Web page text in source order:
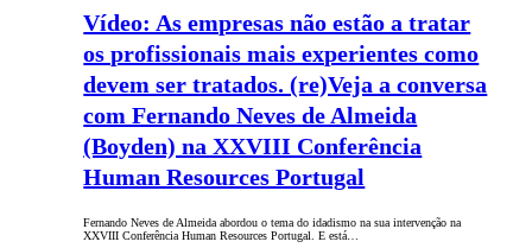
Vídeo: As empresas não estão a tratar
os profissionais mais experientes como
devem ser tratados. (re)Veja a conversa
com Fernando Neves de Almeida
(Boyden) na XXVIII Conferência
Human Resources Portugal
Fernando Neves de Almeida abordou o tema do idadismo na sua intervenção na
XXVIII Conferência Human Resources Portugal. E está…